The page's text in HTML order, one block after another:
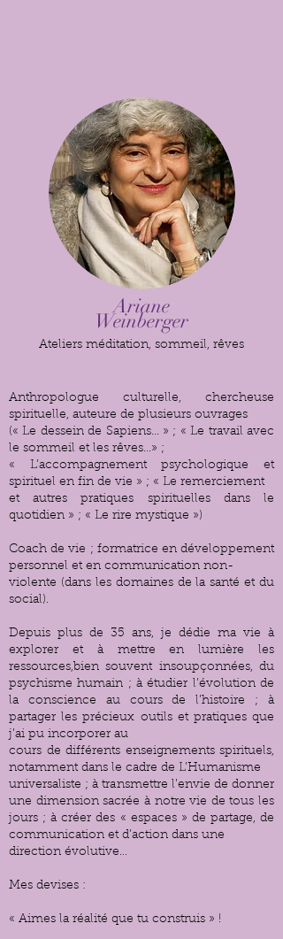
Ariane
Weinberger
Ateliers méditation, sommeil, rêves
Anthropologue culturelle, chercheuse
spirituelle, auteure de plusieurs ouvrages
(« Le dessein de Sapiens... » ; « Le travail avec
le sommeil et les rêves...» ;
« L’accompagnement psychologique et
spirituel en fin de vie » ; « Le remerciement
et autres pratiques spirituelles dans le
quotidien » ; « Le rire mystique »)
Coach de vie ; formatrice en développement
personnel et en communication non-
violente (dans les domaines de la santé et du
social).
Depuis plus de 35 ans, je dédie ma vie à
explorer et à mettre en lumière les
ressources,bien souvent insoupçonnées, du
psychisme humain ; à étudier l’évolution de
la conscience au cours de l’histoire ; à
partager les précieux outils et pratiques que
j’ai pu incorporer au
cours de différents enseignements spirituels,
notamment dans le cadre de L’Humanisme
universaliste ; à transmettre l’envie de donner
une dimension sacrée à notre vie de tous les
jours ; à créer des « espaces » de partage, de
communication et d’action dans une
direction évolutive…
Mes devises :
« Aimes la réalité que tu construis » !